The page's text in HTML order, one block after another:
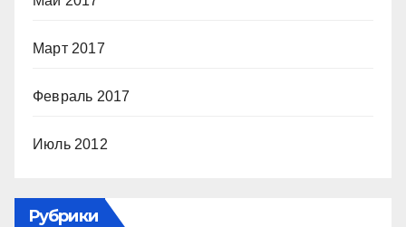
Март 2017
Февраль 2017
Июль 2012
Рубрики